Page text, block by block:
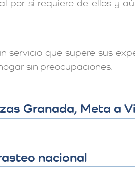
por si requiere de ellos y
servicio que supere sus
sin preocupaciones.
Granada, Meta a
nacional